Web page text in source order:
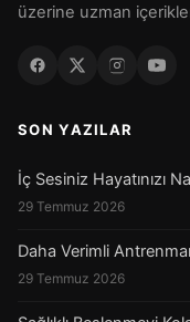
üzerine uzman
SON YAZILAR
İç Sesiniz Hayatınızı
29 Temmuz 2026
Daha Verimli
29 Temmuz 2026